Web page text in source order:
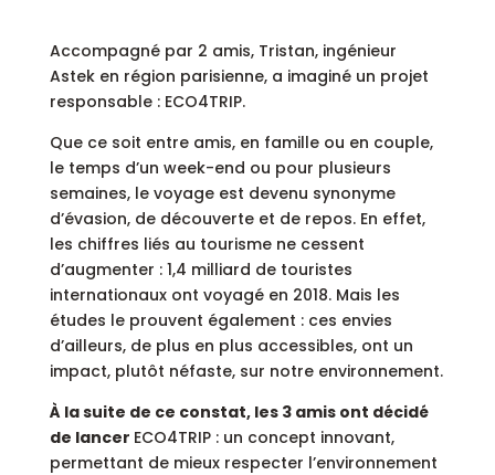
Accompagné par 2 amis, Tristan, ingénieur
Astek en région parisienne, a imaginé un projet
responsable : ECO4TRIP.
Que ce soit entre amis, en famille ou en couple,
le temps d’un week-end ou pour plusieurs
semaines, le voyage est devenu synonyme
d’évasion, de découverte et de repos. En effet,
les chiffres liés au tourisme ne cessent
d’augmenter : 1,4 milliard de touristes
internationaux ont voyagé en 2018. Mais les
études le prouvent également : ces envies
d’ailleurs, de plus en plus accessibles, ont un
impact, plutôt néfaste, sur notre environnement.
À la suite de ce constat, les 3 amis ont décidé
de lancer ECO4TRIP : un concept innovant,
permettant de mieux respecter l’environnement